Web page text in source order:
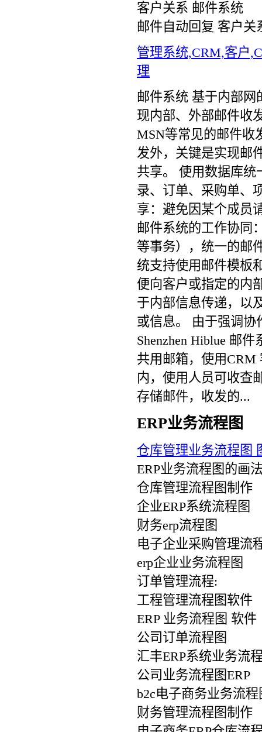
客户关系 邮件系统
邮件自动回复 客户关
管理系统,CRM,客户
理
邮件系统 基于内部网
现内部、外部邮件收
MSN等常见的邮件收
发外，关键是实现邮
共享。 使用数据库统
录、订单、采购单、
享：避免因某个成员
邮件系统的工作协同
等事务），统一的邮
统支持使用邮件模板
便向客户或指定的内
于内部信息传递，以
或信息。 由于强调协
Shenzhen Hiblue 邮
共用邮箱，使用CRM
内，使用人员可收查
存储邮件，收发的...
ERP业务流程图
仓库管理业务流程图
ERP业务流程图的画
仓库管理流程图制作
企业ERP系统流程图
财务erp流程图
电子企业采购管理流
erp企业业务流程图
订单管理流程:
工程管理流程图软件
ERP 业务流程图 软件
公司订单流程图
汇丰ERP系统业务流
公司业务流程图ERP
b2c电子商务业务流程
财务管理流程图制作